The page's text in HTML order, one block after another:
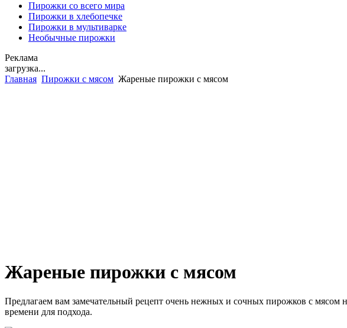
Пирожки со всего мира
Пирожки в хлебопечке
Пирожки в мультиварке
Необычные пирожки
Реклама
загрузка...
Главная Пирожки с мясом Жареные пирожки с мясом
Жареные пирожки с мясом
Предлагаем вам замечательный рецепт очень нежных и сочных пирожков с мясом
времени для подхода.